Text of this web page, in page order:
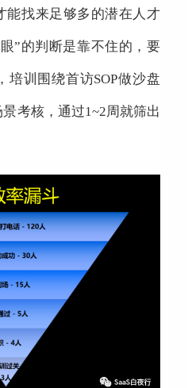
能找来足够多的潜在人才
”的判断是靠不住的，要
培训围绕首访SOP做沙盘
考核，通过1~2周就筛出